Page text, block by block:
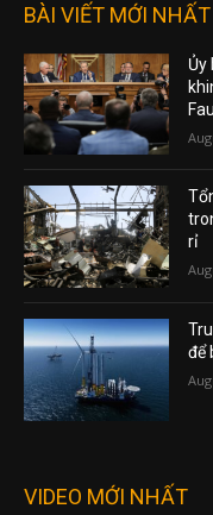
BÀI VIẾT MỚI NHẤT
Ủy
rỉ
để
VIDEO MỚI NHẤT